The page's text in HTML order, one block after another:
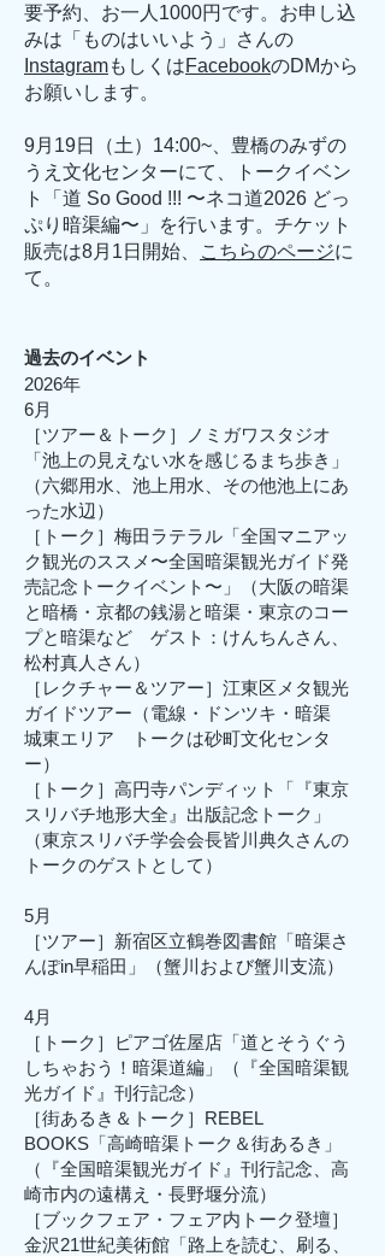
要予約、お一人1000円です。お申し込
みは「ものはいいよう」さんの
InstagramもしくはFacebookのDMから
お願いします。
​9月19日（土）14:00~、豊橋のみずの
うえ文化センターにて、トークイベン
ト「道 So Good !!! 〜ネコ道2026 どっ
ぷり暗渠編〜」を行います。チケット
販売は8月1日開始、
こちらのページに
て。
過去のイベント
2026年
6月
［ツアー＆トーク］ノミガワスタジオ
「池上の見えない水を感じるまち歩き」
（六郷用水、池上用水、その他池上にあ
った水辺）
［トーク］梅田ラテラル「全国マニアッ
ク観光のススメ〜全国暗渠観光ガイド発
売記念トークイベント〜」（大阪の暗渠
と暗橋・京都の銭湯と暗渠・東京のコー
プと暗渠など ゲスト：けんちんさん、
松村真人さん）
［レクチャー＆ツアー］江東区メタ観光
ガイドツアー（電線・ドンツキ・暗渠
城東エリア トークは砂町文化センタ
ー）
［トーク］高円寺パンディット「『東京
スリバチ地形大全』出版記念トーク」
（東京スリバチ学会会長皆川典久さんの
トークのゲストとして）
5月
​［ツアー］新宿区立鶴巻図書館「暗渠さ
んぽin早稲田」（蟹川および蟹川支流）
4月
［トーク］ピアゴ佐屋店「道とそうぐう
しちゃおう！暗渠道編」（『全国暗渠観
光ガイド』刊行記念）
［街あるき＆トーク］REBEL
BOOKS「高崎暗渠トーク＆街あるき」
（『全国暗渠観光ガイド』刊行記念、高
崎市内の遠構え・長野堰分流）
​［ブックフェア・フェア内トーク登壇］
金沢21世紀美術館「路上を読む、刷る、